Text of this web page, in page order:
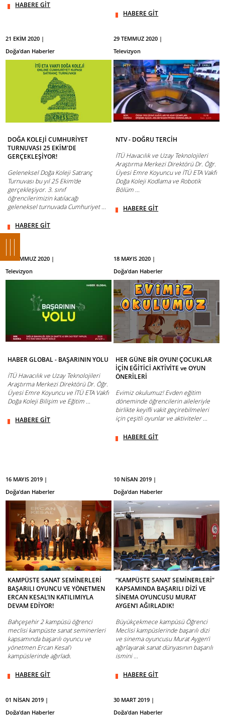
HABERE GİT
HABERE GİT
21 EKİM 2020 |
Doğa'dan Haberler
DOĞA KOLEJİ CUMHURİYET
TURNUVASI 25 EKİM'DE
GERÇEKLEŞİYOR!
Geleneksel Doğa Koleji Satranç
Turnuvası bu yıl 25 Ekim'de
gerçekleşiyor. 3. sınıf
öğrencilerimizin katılacağı
geleneksel turnuvada Cumhuriyet ...
HABERE GİT
29 TEMMUZ 2020 |
Televizyon
NTV - DOĞRU TERCİH
İTÜ Havacılık ve Uzay Teknolojileri
Araştırma Merkezi Direktörü Dr. Öğr.
Üyesi Emre Koyuncu ve İTÜ ETA Vakfı
Doğa Koleji Kodlama ve Robotik
Bölüm ...
HABERE GİT
24 TEMMUZ 2020 |
Televizyon
HABER GLOBAL - BAŞARININ YOLU
İTÜ Havacılık ve Uzay Teknolojileri
Araştırma Merkezi Direktörü Dr. Öğr.
Üyesi Emre Koyuncu ve İTÜ ETA Vakfı
Doğa Koleji Bilişim ve Eğitim ...
HABERE GİT
18 MAYIS 2020 |
Doğa'dan Haberler
HER GÜNE BİR OYUN! ÇOCUKLAR
İÇİN EĞİTİCİ AKTİVİTE ve OYUN
ÖNERİLERİ
Evimiz okulumuz! Evden eğitim
döneminde öğrencilerin aileleriyle
birlikte keyifli vakit geçirebilmeleri
için çeşitli oyunlar ve aktiviteler ...
HABERE GİT
16 MAYIS 2019 |
Doğa'dan Haberler
KAMPÜSTE SANAT SEMİNERLERİ
BAŞARILI OYUNCU VE YÖNETMEN
ERCAN KESAL’IN KATILIMIYLA
DEVAM EDİYOR!
Bahçeşehir 2 kampüsü öğrenci
meclisi kampüste sanat seminerleri
kapsamında başarılı oyuncu ve
yönetmen Ercan Kesal’ı
kampüslerinde ağırladı.
HABERE GİT
10 NİSAN 2019 |
Doğa'dan Haberler
“KAMPÜSTE SANAT SEMİNERLERİ”
KAPSAMINDA BAŞARILI DİZİ VE
SİNEMA OYUNCUSU MURAT
AYGEN’I AĞIRLADIK!
Büyükçekmece kampüsü Öğrenci
Meclisi kampüslerinde başarılı dizi
ve sinema oyuncusu Murat Aygen’i
ağırlayarak sanat dünyasının başarılı
ismini ...
HABERE GİT
01 NİSAN 2019 |
Doğa'dan Haberler
30 MART 2019 |
Doğa'dan Haberler